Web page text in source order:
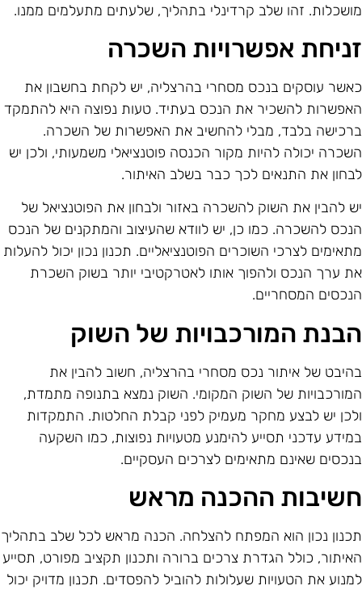
זהו שלב קרדינלי בתהליך, שלעתים מתעלמים ממנו.
אפשרויות השכרה
עוסקים בנכס מסחרי בהרצליה, יש לקחת בחשבון את
להשכיר את הנכס בעתיד. טעות נפוצה היא להתמקד
בלבד, מבלי להחשיב את האפשרות של השכרה.
יכולה להיות מקור הכנסה פוטנציאלי משמעותי, ולכן יש
את התנאים לכך כבר בשלב האיתור.
להבין את השוק להשכרה באזור ולבחון את הפוטנציאל של
להשכרה. כמו כן, יש לוודא שהעיצוב והמתקנים של הנכס
לצרכי השוכרים הפוטנציאליים. תכנון נכון יכול להעלות
ערך הנכס ולהפוך אותו לאטרקטיבי יותר בשוק השכרת
המסחריים.
המורכבויות של השוק
של איתור נכס מסחרי בהרצליה, חשוב להבין את
של השוק המקומי. השוק נמצא בתנופה מתמדת,
יש לבצע מחקר מעמיק לפני קבלת החלטות. התמקדות
עדכני תסייע להימנע מטעויות נפוצות, כמו השקעה
שאינם מתאימים לצרכים העסקיים.
ההכנה מראש
נכון הוא המפתח להצלחה. הכנה מראש לכל שלב בתהליך
כולל הגדרת צרכים ברורה ותכנון תקציב מפורט, תסייע
את הטעויות שעלולות להוביל להפסדים. תכנון מדויק יכול